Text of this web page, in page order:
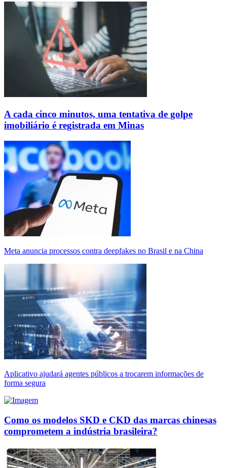
A cada cinco minutos, uma tentativa de golpe
imobiliário é registrada em Minas
Meta anuncia processos contra deepfakes no Brasil e na China
Aplicativo ajudará agentes públicos a trocarem informações de
forma segura
Como os modelos SKD e CKD das marcas chinesas
comprometem a indústria brasileira?